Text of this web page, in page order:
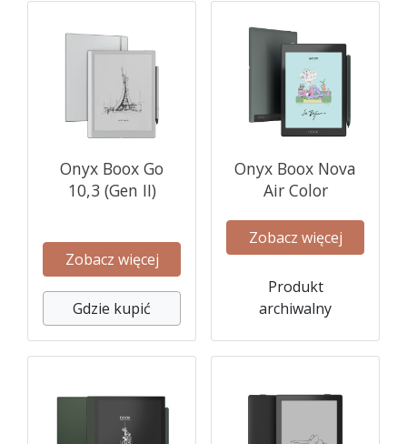
Onyx Boox Go
10,3 (Gen II)
Zobacz więcej
Gdzie kupić
Onyx Boox Nova
Air Color
Zobacz więcej
Produkt
archiwalny